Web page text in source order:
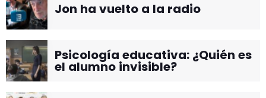
Jon ha vuelto a la radio
Psicología educativa: ¿Quién es
el alumno invisible?